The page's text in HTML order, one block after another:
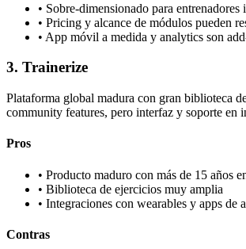
• Sobre-dimensionado para entrenadores
• Pricing y alcance de módulos pueden
• App móvil a medida y analytics son
3. Trainerize
Plataforma global madura con gran biblioteca
community features, pero interfaz y soporte en
Pros
• Producto maduro con más de 15 años
• Biblioteca de ejercicios muy amplia
• Integraciones con wearables y apps de
Contras